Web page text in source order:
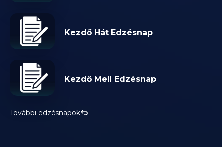
Kezdő Hát Edzésnap
Kezdő Mell Edzésnap
További edzésnapok